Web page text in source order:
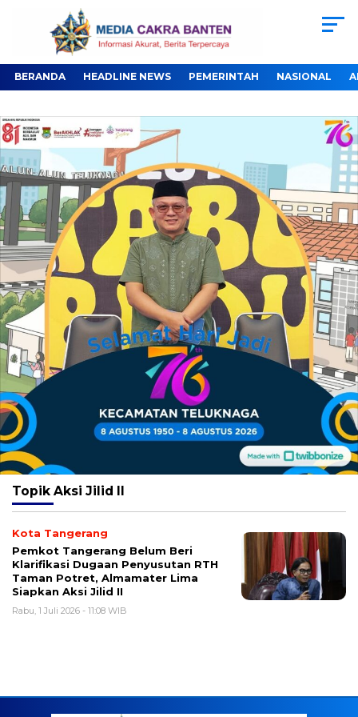
BERANDA HEADLINE NEWS PEMERINTAH NASIONAL
Topik Aksi Jilid II
Kota Tangerang
Pemkot Tangerang Belum Beri
Klarifikasi Dugaan Penyusutan RTH
Taman Potret, Almamater Lima
Siapkan Aksi Jilid II
Rabu, 1 Juli 2026 - 11:08 WIB